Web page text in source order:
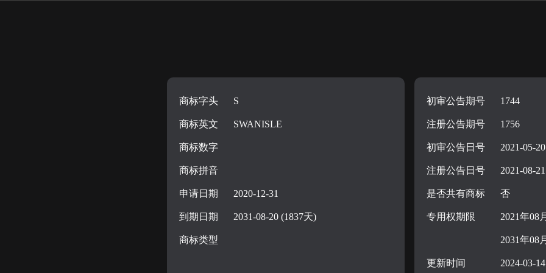
商标字头 S
商标英文 SWANISLE
商标数字
商标拼音
申请日期 2020-12-31
到期日期 2031-08-20 (1837天)
商标类型
初审公告期号 1744
注册公告期号 1756
初审公告日号 2021-05-20
注册公告日号 2021-08-21
是否共有商标 否
专用权期限 2021年08
2031年08
更新时间 2024-03-14